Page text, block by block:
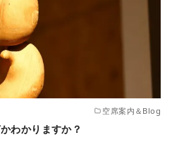
空席案内＆Blog
わかりますか？